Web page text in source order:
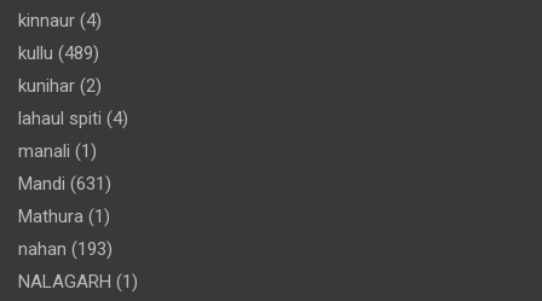
kinnaur (4)
kullu (489)
kunihar (2)
lahaul spiti (4)
manali (1)
Mandi (631)
Mathura (1)
nahan (193)
NALAGARH (1)